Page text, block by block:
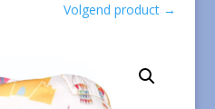
Volgend product →